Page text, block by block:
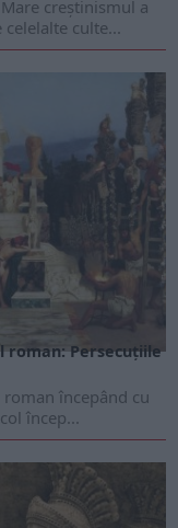
creștinismul a
culte...
roman: Persecuțiile
începând cu
încep...